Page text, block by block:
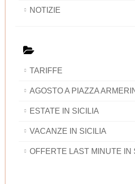
NOTIZIE
TARIFFE
AGOSTO A PIAZZA
ESTATE IN SICILIA
VACANZE IN SICILIA
OFFERTE LAST MINUTE IN